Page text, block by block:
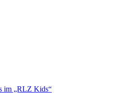
im „RLZ Kids“